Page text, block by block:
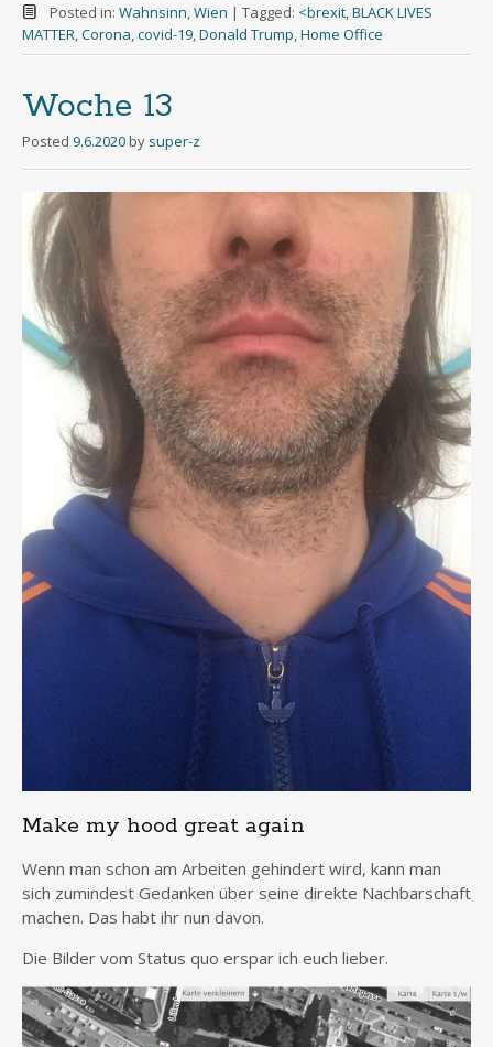
Posted in: Wahnsinn,Wien | Tagged: <brexit,BLACK LIVES
MATTER,Corona,covid-19,Donald Trump,Home Office
Woche 13
Posted 9.6.2020 by super-z
Make my hood great again
Wenn man schon am Arbeiten gehindert wird, kann man
sich zumindest Gedanken über seine direkte Nachbarschaft
machen. Das habt ihr nun davon.
Die Bilder vom Status quo erspar ich euch lieber.